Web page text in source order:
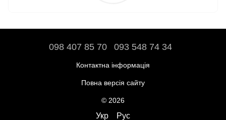
098 407 85 70 093 548 74 34
Контактна інформація
Повна версія сайту
© 2026
Укр Рус